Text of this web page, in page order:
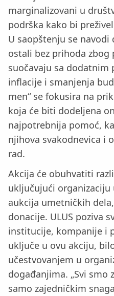
marginalizovani u
podrška kako bi
U saopštenju se
ostali bez prihoda zbog
suočavaju sa dodatnim
inflacije i smanjenja
men“ se fokusira na
koja će biti dodeljena
najpotrebnija pomoć,
njihova svakodnevica i
rad.
Akcija će obuhvatiti
uključujući
aukcija umetničkih
donacije. ULUS poziva
institucije, kompanije i
uključe u ovu akciju,
učestvovanjem u
događanjima. „Svi smo
samo zajedničkim